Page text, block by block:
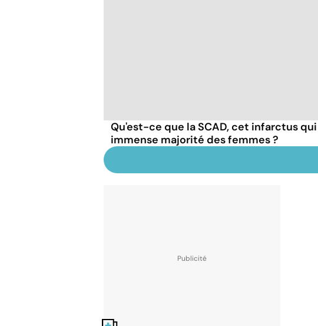
Qu'est-ce que la SCAD, cet infarctus
immense majorité des femmes ?